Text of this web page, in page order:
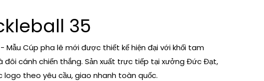
35
Mẫu Cúp pha lê mới được thiết kế hiện đại với khối tam
đôi cánh chiến thắng. Sản xuất trực tiếp tại xưởng Đức Đạt,
logo theo yêu cầu, giao nhanh toàn quốc.